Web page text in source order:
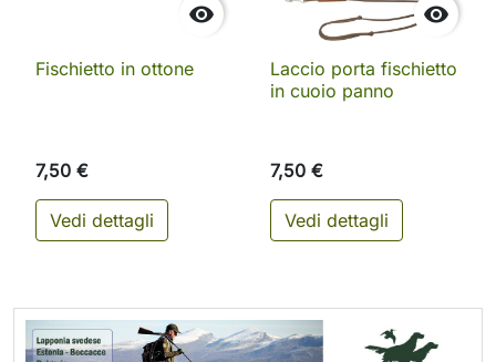

Fischietto in ottone
7,50 €
Vedi dettagli

Laccio porta fischietto
in cuoio panno
7,50 €
Vedi dettagli